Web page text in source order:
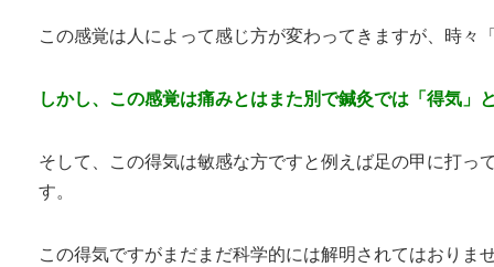
この感覚は人によって感じ方が変わってきますが、時々
しかし、この感覚は痛みとはまた別で鍼灸では「得気」
そして、この得気は敏感な方ですと例えば足の甲に打っ
す。
この得気ですがまだまだ科学的には解明されてはおりま